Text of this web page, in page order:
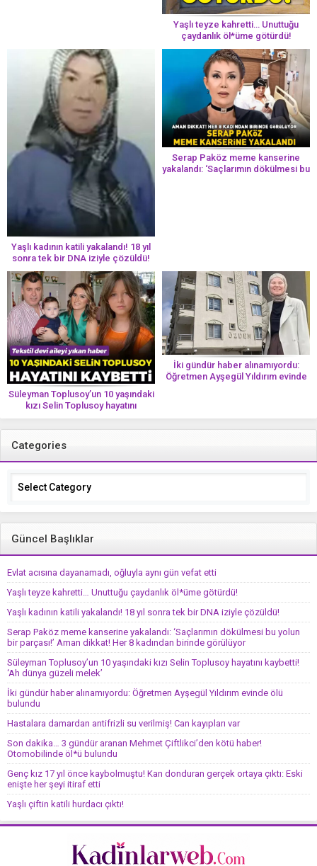
Yaşlı teyze kahretti… Unuttuğu
çaydanlık öl*üme götürdü!
Yaşlı kadının katili yakalandı! 18 yıl
sonra tek bir DNA iziyle çözüldü!
Serap Paköz meme kanserine
yakalandı: ‘Saçlarımın dökülmesi bu
Süleyman Toplusoy’un 10 yaşındaki
kızı Selin Toplusoy hayatını
kaybetti! ‘Ah dünya güzeli melek’
İki gündür haber alınamıyordu:
Öğretmen Ayşegül Yıldırım evinde
Categories
Categories
Güncel Başlıklar
Evlat acısına dayanamadı, oğluyla aynı gün vefat etti
Yaşlı teyze kahretti… Unuttuğu çaydanlık öl*üme götürdü!
Yaşlı kadının katili yakalandı! 18 yıl sonra tek bir DNA iziyle çözüldü!
Serap Paköz meme kanserine yakalandı: ‘Saçlarımın dökülmesi bu yolun
bir parçası!’ Aman dikkat! Her 8 kadından birinde görülüyor
Süleyman Toplusoy’un 10 yaşındaki kızı Selin Toplusoy hayatını kaybetti!
‘Ah dünya güzeli melek’
İki gündür haber alınamıyordu: Öğretmen Ayşegül Yıldırım evinde ölü
bulundu
Hastalara damardan antifrizli su verilmiş! Can kayıpları var
Son dakika… 3 gündür aranan Mehmet Çiftlikci’den kötü haber!
Otomobilinde öl*ü bulundu
Genç kız 17 yıl önce kaybolmuştu! Kan donduran gerçek ortaya çıktı: Eski
enişte her şeyi itiraf etti
Yaşlı çiftin katili hurdacı çıktı!